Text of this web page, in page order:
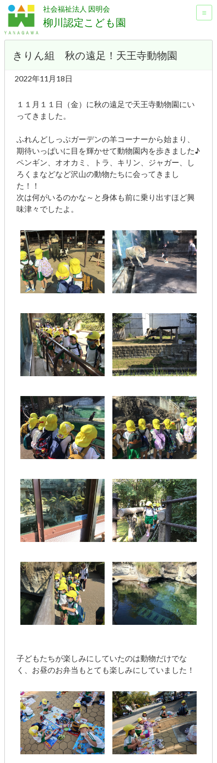
≡
社会福祉法人 因明会
柳川認定こども園
きりん組 秋の遠足！天王寺動物園
2022年11月18日
１１月１１日（金）に秋の遠足で天王寺動物園にい
ってきました。
ふれんどしっぷガーデンの羊コーナーから始まり、
期待いっぱいに目を輝かせて動物園内を歩きました♪
ペンギン、オオカミ、トラ、キリン、ジャガー、し
ろくまなどなど沢山の動物たちに会ってきまし
た！！
次は何がいるのかな～と身体も前に乗り出すほど興
味津々でしたよ。
子どもたちが楽しみにしていたのは動物だけでな
く、お昼のお弁当もとても楽しみにしていました！